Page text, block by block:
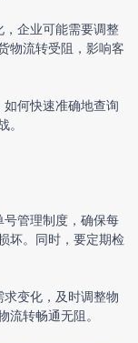
，企业可能需要调整
物流转受阻，影响客
如何快速准确地查询
号管理制度，确保每
坏。同时，要定期检
求变化，及时调整物
转畅通无阻。